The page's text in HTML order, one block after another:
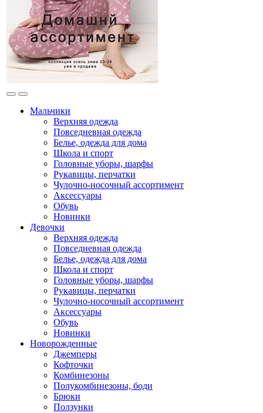
Мальчики
Верхняя одежда
Повседневная одежда
Белье, одежда для дома
Школа и спорт
Головные уборы, шарфы
Рукавицы, перчатки
Чулочно-носочный ассортимент
Аксессуары
Обувь
Новинки
Девочки
Верхняя одежда
Повседневная одежда
Белье, одежда для дома
Школа и спорт
Головные уборы, шарфы
Рукавицы, перчатки
Чулочно-носочный ассортимент
Аксессуары
Обувь
Новинки
Новорожденные
Джемперы
Кофточки
Комбинезоны
Полукомбинезоны, боди
Брюки
Ползунки